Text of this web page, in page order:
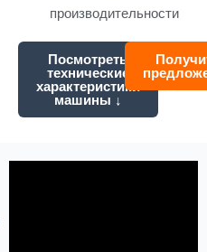
производительности
Посмотреть
технические
характеристики
машины ↓